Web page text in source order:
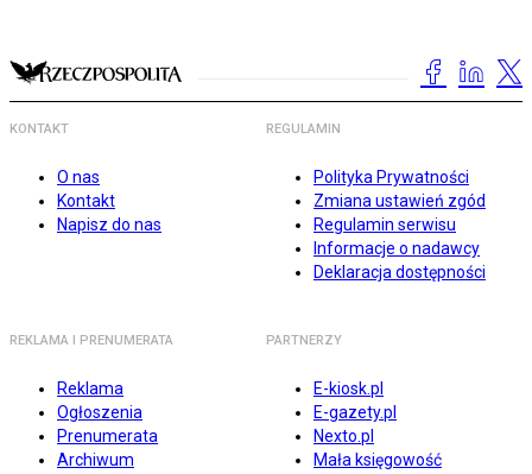
KONTAKT
O nas
Kontakt
Napisz do nas
REGULAMIN
Polityka Prywatności
Zmiana ustawień zgód
Regulamin serwisu
Informacje o nadawcy
Deklaracja dostępności
REKLAMA I PRENUMERATA
Reklama
Ogłoszenia
Prenumerata
Archiwum
PARTNERZY
E-kiosk.pl
E-gazety.pl
Nexto.pl
Mała księgowość